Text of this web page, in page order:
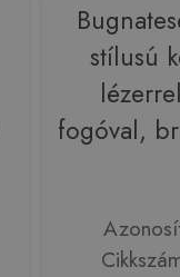
stílusú
fogóval,